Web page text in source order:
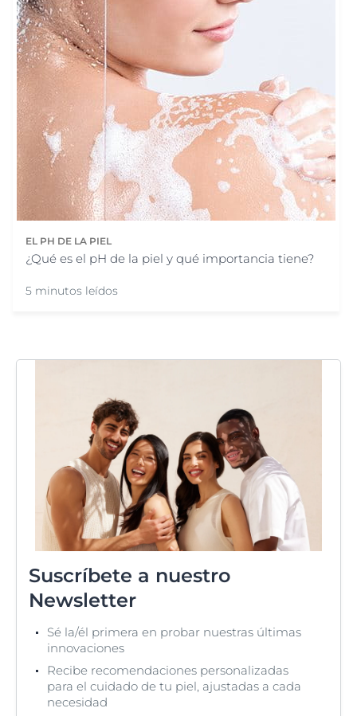
EL PH DE LA PIEL
¿Qué es el pH de la piel y qué importancia tiene?
5 minutos leídos
Suscríbete a nuestro
Newsletter
Sé la/él primera en probar nuestras últimas
innovaciones
Recibe recomendaciones personalizadas
para el cuidado de tu piel, ajustadas a cada
necesidad